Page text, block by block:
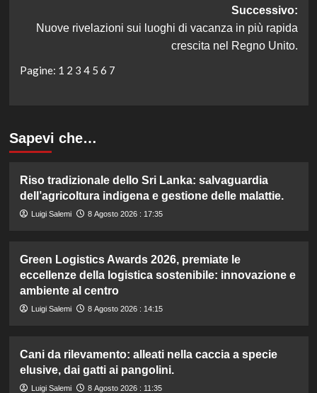
Successivo:
Nuove rivelazioni sui luoghi di vacanza in più rapida
crescita nel Regno Unito.
Pagine: 1 2 3 4 5 6 7
Sapevi che…
Riso tradizionale dello Sri Lanka: salvaguardia
dell’agricoltura indigena e gestione delle malattie.
Luigi Salemi 8 Agosto 2026 : 17:35
Green Logistics Awards 2026, premiate le
eccellenze della logistica sostenibile: innovazione e
ambiente al centro
Luigi Salemi 8 Agosto 2026 : 14:15
Cani da rilevamento: alleati nella caccia a specie
elusive, dai gatti ai pangolini.
Luigi Salemi 8 Agosto 2026 : 11:35